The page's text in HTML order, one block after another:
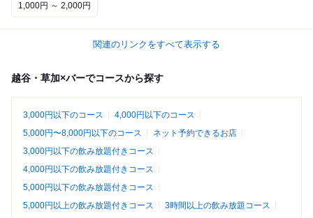
1,000円 ～ 2,000円
関連のリンクをすべて表示する
越谷・草加×バーでコースから探す
3,000円以下のコース
4,000円以下のコース
5,000円〜8,000円以下のコース
ネット予約できるお店
3,000円以下の飲み放題付きコース
4,000円以下の飲み放題付きコース
5,000円以下の飲み放題付きコース
5,000円以上の飲み放題付きコース
3時間以上の飲み放題コース